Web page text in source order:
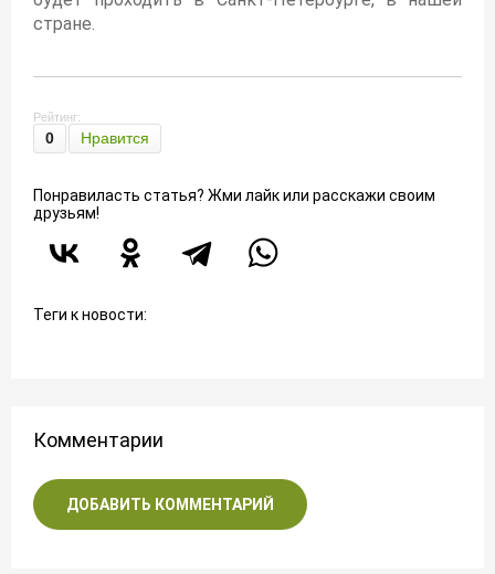
стране.
Рейтинг:
0 Нравится
Понравиласть статья? Жми лайк или расскажи своим
друзьям!
Теги к новости:
Комментарии
ДОБАВИТЬ КОММЕНТАРИЙ